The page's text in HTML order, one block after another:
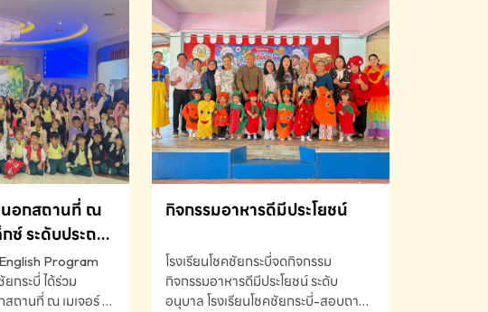
กสถานที่ ณ
กซ์ ระดับประถม
Program
ยกระบี่ ได้ร่วม
ถานที่ ณ เมเจอร์ ซี
กิจกรรมอาหารดีมีประโยชน์
โรงเรียนโชคชัยกระบี่จดกิจกรรม
กิจกรรมอาหารดีมีประโยชน์ ระดับ
อนุบาล โรงเรียนโชคชัยกระบี่-สอบถาม